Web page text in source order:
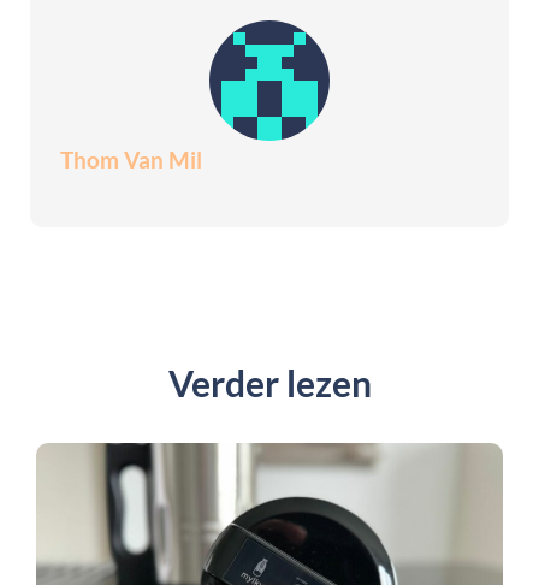
Thom Van Mil
Verder lezen